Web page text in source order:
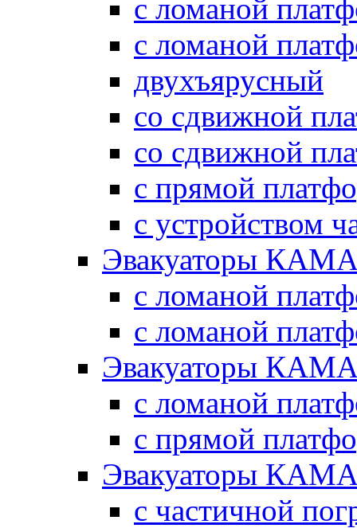
с ломаной
с ломаной
двухъярусный
со сдвижной
со сдвижной
с прямой
с устройством
Эвакуаторы
с ломаной
с ломаной
Эвакуаторы
с ломаной
с прямой
Эвакуаторы
с частичной